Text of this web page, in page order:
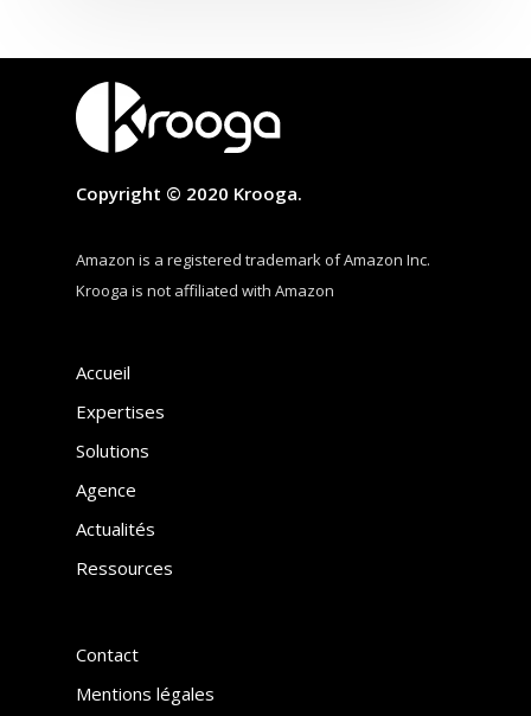
Copyright © 2020 Krooga.
Amazon is a registered trademark of Amazon Inc.
Krooga is not affiliated with Amazon
Accueil
Expertises
Solutions
Agence
Actualités
Ressources
Contact
Mentions légales